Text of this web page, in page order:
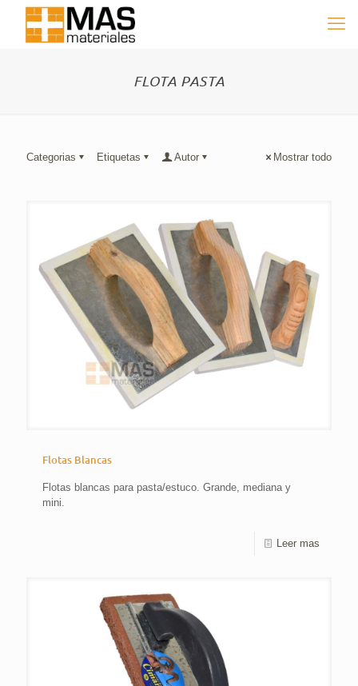
FLOTA PASTA
Categorias Etiquetas Autor Mostrar todo
Flotas Blancas
Flotas blancas para pasta/estuco. Grande, mediana y
mini.
Leer mas